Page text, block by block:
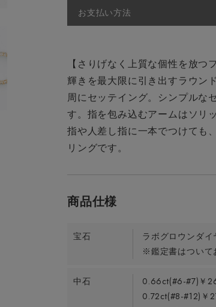
お支払い方法
【さりげなく上質な個性を放つ
輝きを最大限に引き出すラウン
周にセッテイング。シンプルな
す。指を包み込むアームはソリ
指や人差し指に一本でつけても
リングです。
宝石
ラボグロウンダイ
※鑑定書はついて
中石
0.66ct(#6-#7)￥
0.72ct(#8-#12)￥